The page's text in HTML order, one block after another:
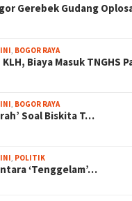
Gerebek Gudang
BOGOR RAYA
Biaya Masuk TNGHS
BOGOR RAYA
Soal Biskita T…
POLITIK
‘Tenggelam’…